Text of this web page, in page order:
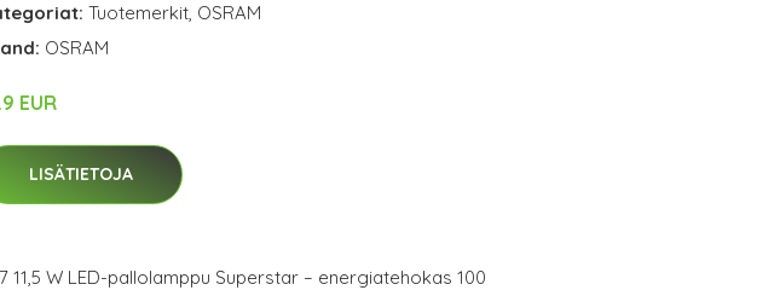
Tuotemerkit, OSRAM
OSRAM
EUR
LISÄTIETOJA
11,5 W LED-pallolamppu Superstar – energiatehokas 100